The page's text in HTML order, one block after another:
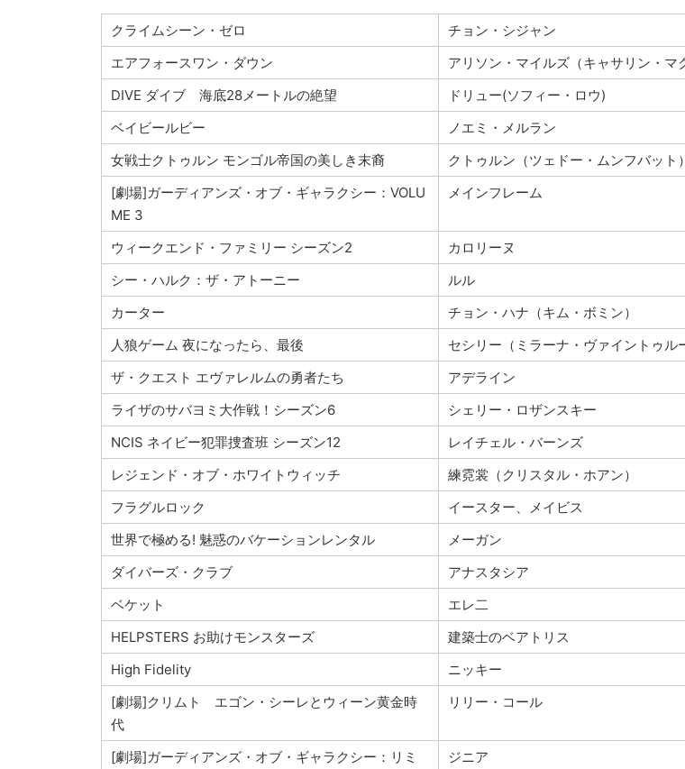
クライムシーン・ゼロ
チョン・シジャン
エアフォースワン・ダウン
アリソン・マイルズ（キャサリン・マ
DIVE ダイブ 海底28メートルの絶望
ドリュー(ソフィー・ロウ)
ベイビールビー
ノエミ・メルラン
女戦士クトゥルン モンゴル帝国の美しき末裔
クトゥルン（ツェドー・ムンフバット）
[劇場]ガーディアンズ・オブ・ギャラクシー：VOLU
ME 3
メインフレーム
ウィークエンド・ファミリー シーズン2
カロリーヌ
シー・ハルク：ザ・アトーニー
ルル
カーター
チョン・ハナ（キム・ボミン）
人狼ゲーム 夜になったら、最後
セシリー（ミラーナ・ヴァイントゥル
ザ・クエスト エヴァレルムの勇者たち
アデライン
ライザのサバヨミ大作戦！シーズン6
シェリー・ロザンスキー
NCIS ネイビー犯罪捜査班 シーズン12
レイチェル・バーンズ
レジェンド・オブ・ホワイトウィッチ
練霓裳（クリスタル・ホアン）
フラグルロック
イースター、メイビス
世界で極める! 魅惑のバケーションレンタル
メーガン
ダイバーズ・クラブ
アナスタシア
ベケット
エレ二
HELPSTERS お助けモンスターズ
建築士のベアトリス
High Fidelity
ニッキー
[劇場]クリムト エゴン・シーレとウィーン黄金時
代
リリー・コール
[劇場]ガーディアンズ・オブ・ギャラクシー：リミ
ジニア